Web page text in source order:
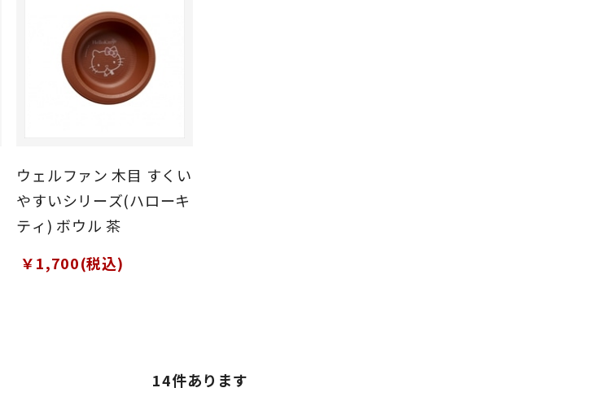
ウェルファン 木目 すくい
やすいシリーズ(ハローキ
ティ) ボウル 茶
￥1,700(税込)
14件あります